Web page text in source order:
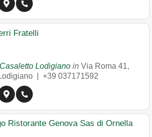
Fratelli
Lodigiano in Via Roma 41,
+39 037171592
Ristorante Genova Sas di Ornella